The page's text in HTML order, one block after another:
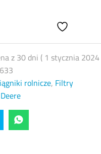
z 30 dni ( 1 stycznia 2024
rolnicze, Filtry